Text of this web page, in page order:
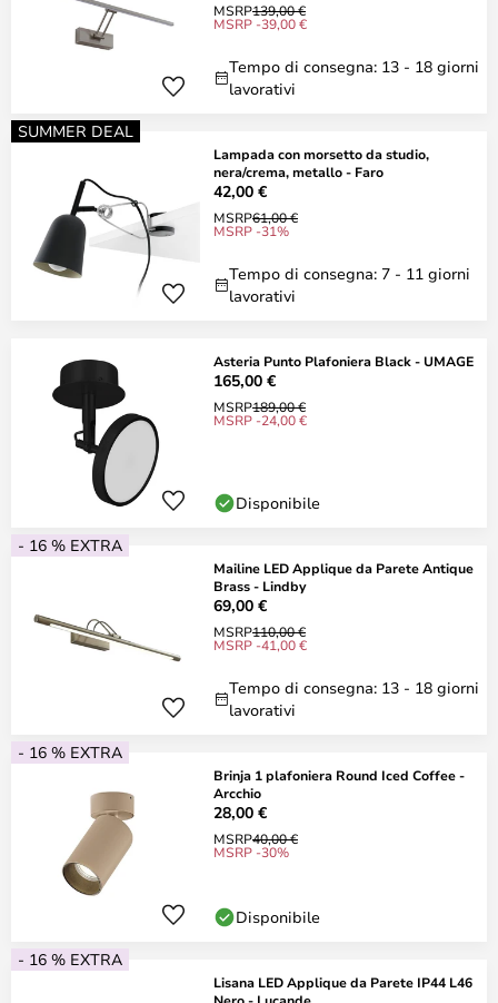
MSRP139,00 €
MSRP -39,00 €
Tempo di consegna: 13 - 18 giorni
lavorativi
SUMMER DEAL
Lampada con morsetto da studio,
nera/crema, metallo - Faro
42,00 €
MSRP61,00 €
MSRP -31%
Tempo di consegna: 7 - 11 giorni
lavorativi
Asteria Punto Plafoniera Black - UMAGE
165,00 €
MSRP189,00 €
MSRP -24,00 €
Disponibile
- 16 % EXTRA
Mailine LED Applique da Parete Antique
Brass - Lindby
69,00 €
MSRP110,00 €
MSRP -41,00 €
Tempo di consegna: 13 - 18 giorni
lavorativi
- 16 % EXTRA
Brinja 1 plafoniera Round Iced Coffee -
Arcchio
28,00 €
MSRP40,00 €
MSRP -30%
Disponibile
- 16 % EXTRA
Lisana LED Applique da Parete IP44 L46